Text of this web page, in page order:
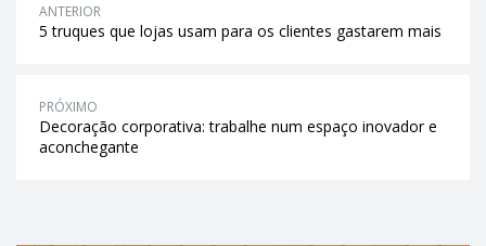
ANTERIOR
5 truques que lojas usam para os clientes gastarem mais
PRÓXIMO
Decoração corporativa: trabalhe num espaço inovador e
aconchegante